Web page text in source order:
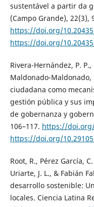
sustentável a partir da
(Campo Grande), 22(3),
https://doi.org/
https://doi.org/
Rivera-Hernández, P.
Maldonado-Maldonado,
ciudadana como
gestión pública y sus
de gobernanza y
106–117. https://
https://doi.org/
Root, R., Pérez García,
Uriarte, J. L., & Fabián
desarrollo sostenible:
locales. Ciencia Latina